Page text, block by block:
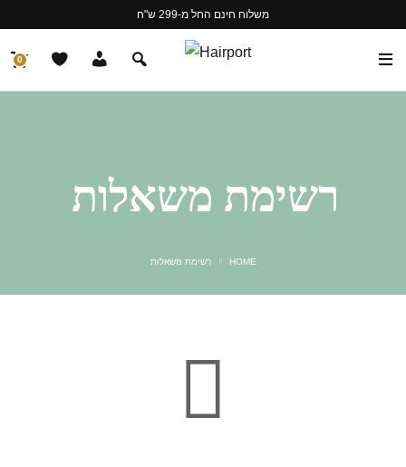
משלוח חינם החל מ-299 ש"ח
0
רשימת משאלות
HOME רשימת משאלות